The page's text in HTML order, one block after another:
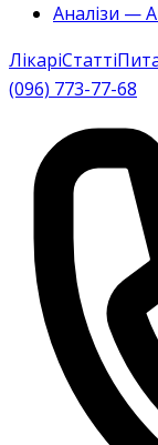
Аналізи —
ЛікаріСтатті
(096) 773-77-68